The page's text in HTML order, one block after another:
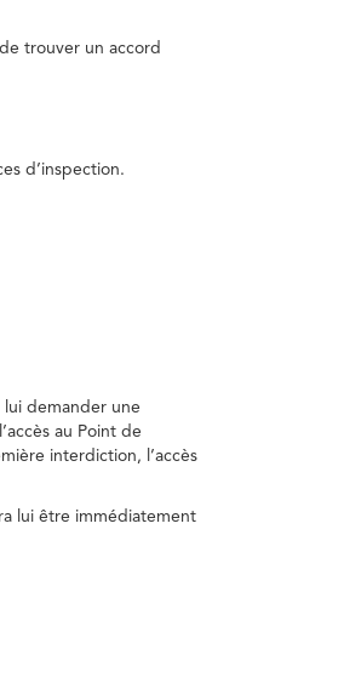
trouver un accord
d’inspection.
lui demander une
au Point de
interdiction, l’accès
lui être immédiatement